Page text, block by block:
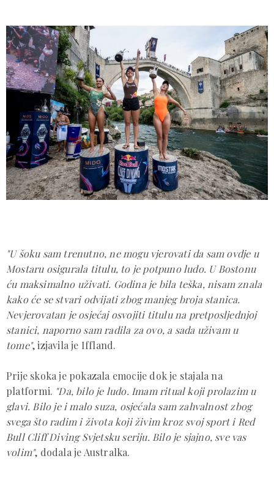
"U šoku sam trenutno, ne mogu vjerovati da sam ovdje u
Mostaru osigurala titulu, to je potpuno ludo. U Bostonu
ću maksimalno uživati. Godina je bila teška, nisam znala
kako će se stvari odvijati zbog manjeg broja stanica.
Nevjerovatan je osjećaj osvojiti titulu na pretposljednjoj
stanici, naporno sam radila za ovo, a sada uživam u
tome", izjavila je Iffland.
Prije skoka je pokazala emocije dok je stajala na
platformi. "Da, bilo je ludo. Imam ritual koji prolazim u
glavi. Bilo je i malo suza, osjećala sam zahvalnost zbog
svega što radim i života koji živim kroz svoj sport i Red
Bull Cliff Diving Svjetsku seriju. Bilo je sjajno, sve vas
volim", dodala je Australka.